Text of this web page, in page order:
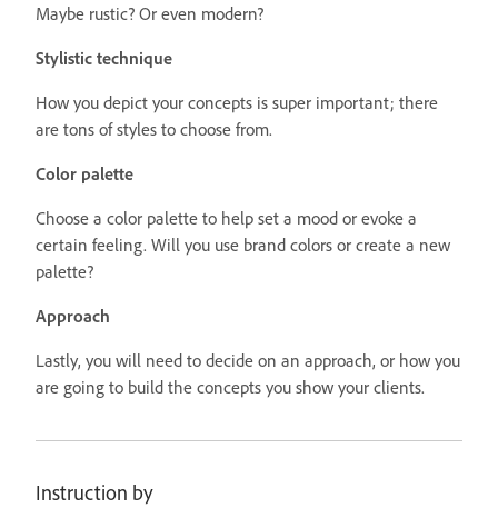
Maybe rustic? Or even modern?
Stylistic technique
How you depict your concepts is super important; there
are tons of styles to choose from.
Color palette
Choose a color palette to help set a mood or evoke a
certain feeling. Will you use brand colors or create a new
palette?
Approach
Lastly, you will need to decide on an approach, or how you
are going to build the concepts you show your clients.
Instruction by